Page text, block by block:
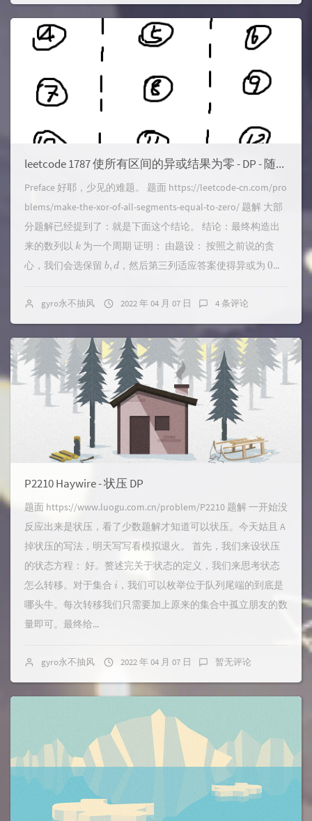
leetcode 1787 使所有区间的异或结果为零 - DP - 随机跳题计划
Preface 好耶，少见的难题。 题面 https://leetcode-cn.com/pro
blems/make-the-xor-of-all-segments-equal-to-zero/ 题解 大部
分题解已经提到了：就是下面这个结论。 结论：最终构造出
来的数列以 k 为一个周期 证明： 由题设： 按照之前说的贪
心，我们会选保留 b d ，然后第三列适应答案使得异或为0...
gyro永不抽风 2022 年 04 月 07 日 4 条评论
P2210 Haywire - 状压 DP
题面 https://www.luogu.com.cn/problem/P2210 题解 一开始没
反应出来是状压，看了少数题解才知道可以状压。今天姑且 A
掉状压的写法，明天写写看模拟退火。 首先，我们来设状压
的状态方程： 好。赘述完关于状态的定义，我们来思考状态
怎么转移。对于集合 i ，我们可以枚举位于队列尾端的到底是
哪头牛。每次转移我们只需要加上原来的集合中孤立朋友的数
量即可。最终给...
gyro永不抽风 2022 年 04 月 07 日 暂无评论